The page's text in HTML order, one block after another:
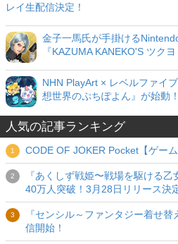
レイ生配信決定！
金子一馬氏が手掛ける
『KAZUMA KANEKO'S ツク
NHN PlayArt × レベルファイ
想世界のぷちぽよん』が始動！
人気の記事ランキング
CODE OF JOKER Pocket【ゲーム
『あくしず戦姫〜戦場を駆ける
40万人突破！3月28日リリース決
『センシル～ファンタジー着せ
信開始！